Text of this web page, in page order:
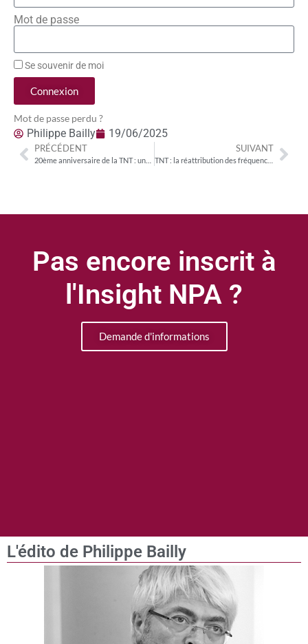
Mot de passe
Se souvenir de moi
Connexion
Mot de passe perdu ?
Philippe Bailly 19/06/2025
PRÉCÉDENT SUIVANT
TNT : la réattribution des fréquences des chaînes payantes Canal+ ne devrait pas intervenir avant 2027
Pas encore inscrit à
l'Insight NPA ?
Demande d'informations
L'édito de Philippe Bailly